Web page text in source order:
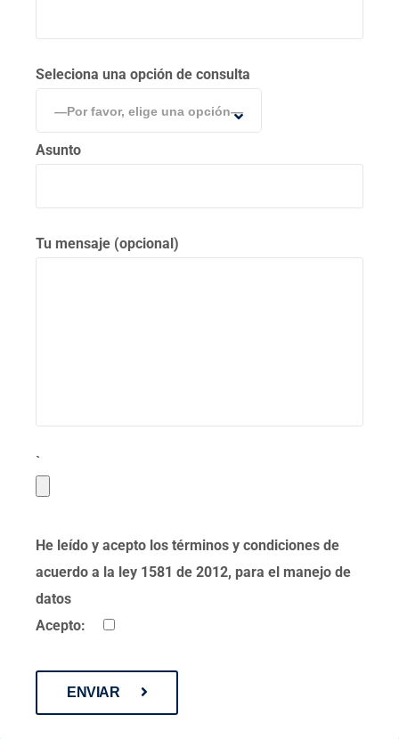
Seleciona una opción de consulta
—Por favor, elige una opción—
Asunto
Tu mensaje (opcional)
`
He leído y acepto los términos y condiciones de
acuerdo a la ley 1581 de 2012, para el manejo de
datos
Acepto:
ENVIAR